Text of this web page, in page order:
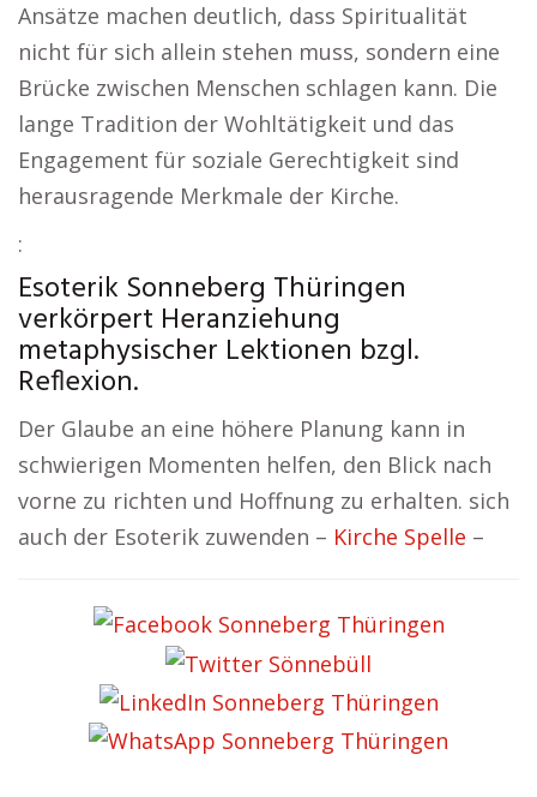
Ansätze machen deutlich, dass Spiritualität
nicht für sich allein stehen muss, sondern eine
Brücke zwischen Menschen schlagen kann. Die
lange Tradition der Wohltätigkeit und das
Engagement für soziale Gerechtigkeit sind
herausragende Merkmale der Kirche.
:
Esoterik Sonneberg Thüringen
verkörpert Heranziehung
metaphysischer Lektionen bzgl.
Reflexion.
Der Glaube an eine höhere Planung kann in
schwierigen Momenten helfen, den Blick nach
vorne zu richten und Hoffnung zu erhalten. sich
auch der Esoterik zuwenden – Kirche Spelle –